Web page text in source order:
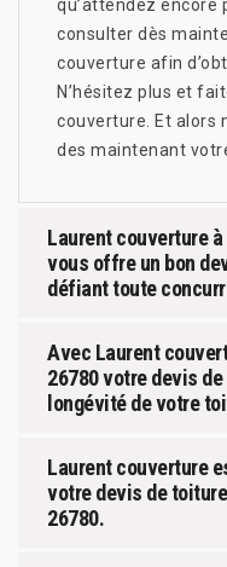
qu’attendez encore
consulter dès
couverture afin
N’hésitez plus et
couverture. Et alors
des maintenant
Laurent couverture
vous offre un bon
défiant toute
Avec Laurent
26780 votre devis
longévité de votre
Laurent couverture
votre devis de
26780.